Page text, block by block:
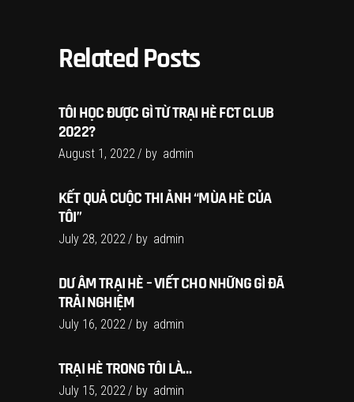
Related Posts
TÔI HỌC ĐƯỢC GÌ TỪ TRẠI HÈ FCT CLUB
2022?
August 1, 2022 by admin
KẾT QUẢ CUỘC THI ẢNH “MÙA HÈ CỦA
TÔI”
July 28, 2022 by admin
DƯ ÂM TRẠI HÈ – VIẾT CHO NHỮNG GÌ ĐÃ
TRẢI NGHIỆM
July 16, 2022 by admin
TRẠI HÈ TRONG TÔI LÀ…
July 15, 2022 by admin